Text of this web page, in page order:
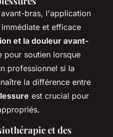
bras, l'application
et efficace
et la douleur avant-
pour soutien lorsque
professionnel si la
la différence entre
est crucial pour
et des